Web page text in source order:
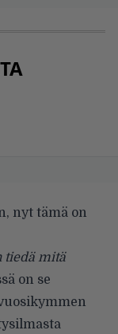
nyt tämä on
tiedä mitä
on se